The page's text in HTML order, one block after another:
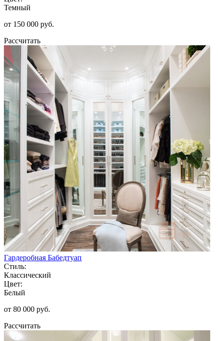
Темный
от 150 000 руб.
Рассчитать
Гардеробная Бабедтуап
Стиль:
Классический
Цвет:
Белый
от 80 000 руб.
Рассчитать